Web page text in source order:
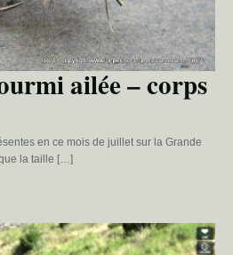
ailée – corps
en ce mois de juillet sur la Grande
la taille […]